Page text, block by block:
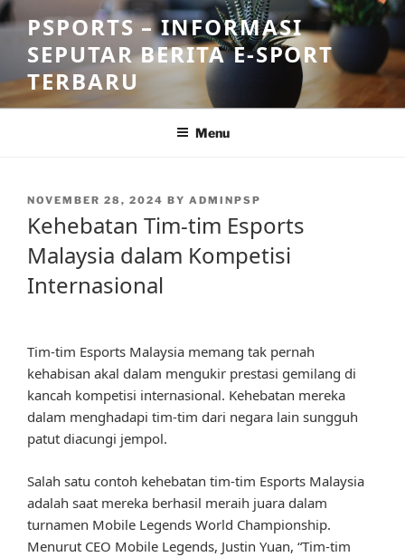
Skip
to
content
PSPORTS – INFORMASI
SEPUTAR BERITA E-SPORT
TERBARU
Menu
POSTED
NOVEMBER 28, 2024 BY ADMINPSP
Kehebatan Tim-tim Esports
Malaysia dalam Kompetisi
Internasional
Tim-tim Esports Malaysia memang tak pernah
kehabisan akal dalam mengukir prestasi gemilang di
kancah kompetisi internasional. Kehebatan mereka
dalam menghadapi tim-tim dari negara lain sungguh
patut diacungi jempol.
Salah satu contoh kehebatan tim-tim Esports Malaysia
adalah saat mereka berhasil meraih juara dalam
turnamen Mobile Legends World Championship.
Menurut CEO Mobile Legends, Justin Yuan, “Tim-tim